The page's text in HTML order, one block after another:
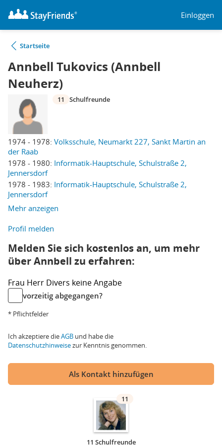
Einloggen
Startseite
Annbell Tukovics (Annbell
Neuherz)
1974 - 1978: Volksschule, Neumarkt 227, Sankt Martin an
der Raab
1978 - 1980: Informatik-Hauptschule, Schulstraße 2,
Jennersdorf
1978 - 1983: Informatik-Hauptschule, Schulstraße 2,
Jennersdorf
Mehr anzeigen
11 Schulfreunde
Profil melden
Melden Sie sich kostenlos an, um mehr
über Annbell zu erfahren:
Frau Herr Divers keine Angabe
vorzeitig abgegangen?
* Pflichtfelder
Ich akzeptiere dieAGB und habe die
Datenschutzhinweisezur Kenntnis genommen.
Als Kontakt hinzufügen
11
11 Schulfreunde